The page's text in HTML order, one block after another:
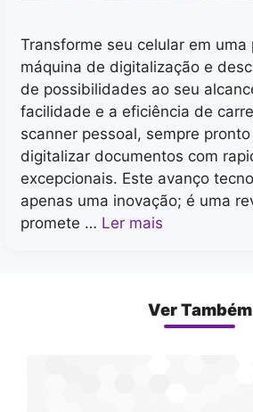
Transforme seu celular em uma
máquina de digitalização e
de possibilidades ao seu
facilidade e a eficiência de
scanner pessoal, sempre
digitalizar documentos com
excepcionais. Este avanço
apenas uma inovação; é uma
promete … Ler mais
Ver Também